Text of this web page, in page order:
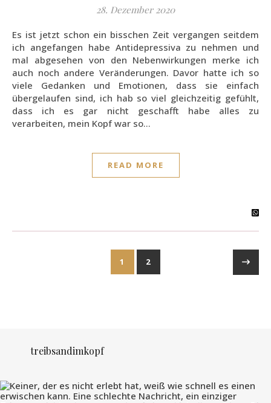
28. Dezember 2020
Es ist jetzt schon ein bisschen Zeit vergangen seitdem
ich angefangen habe Antidepressiva zu nehmen und
mal abgesehen von den Nebenwirkungen merke ich
auch noch andere Veränderungen. Davor hatte ich so
viele Gedanken und Emotionen, dass sie einfach
übergelaufen sind, ich hab so viel gleichzeitig gefühlt,
dass ich es gar nicht geschafft habe alles zu
verarbeiten, mein Kopf war so…
READ MORE
1 2
treibsandimkopf